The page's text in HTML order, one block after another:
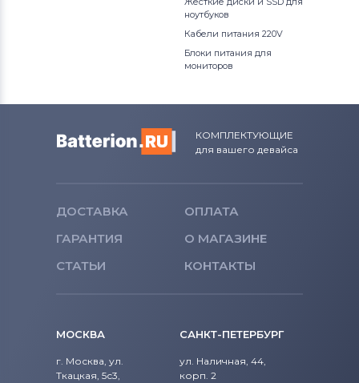
ноутбуков
Кабели питания 220V
Блоки питания для
мониторов
КОМПЛЕКТУЮЩИЕ
для вашего девайса
ДОСТАВКА
ОПЛАТА
ГАРАНТИЯ
О МАГАЗИНЕ
СТАТЬИ
КОНТАКТЫ
МОСКВА
г. Москва, ул.
Ткацкая, 5с3,
САНКТ-ПЕТЕРБУРГ
ул. Наличная, 44,
корп. 2